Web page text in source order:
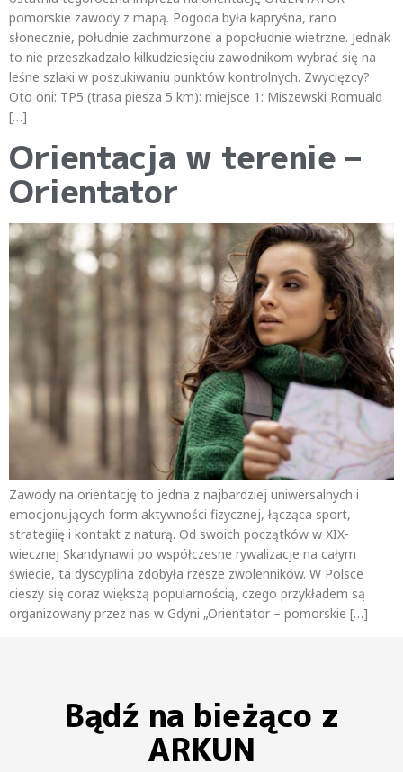
pomorskie zawody z mapą. Pogoda była kapryśna, rano
słonecznie, południe zachmurzone a popołudnie wietrzne. Jednak
to nie przeszkadzało kilkudziesięciu zawodnikom wybrać się na
leśne szlaki w poszukiwaniu punktów kontrolnych. Zwycięzcy?
Oto oni: TP5 (trasa piesza 5 km): miejsce 1: Miszewski Romuald
[…]
Orientacja w terenie –
Orientator
Zawody na orientację to jedna z najbardziej uniwersalnych i
emocjonujących form aktywności fizycznej, łącząca sport,
strategiię i kontakt z naturą. Od swoich początków w XIX-
wiecznej Skandynawii po współczesne rywalizacje na całym
świecie, ta dyscyplina zdobyła rzesze zwolenników. W Polsce
cieszy się coraz większą popularnością, czego przykładem są
organizowany przez nas w Gdyni „Orientator – pomorskie […]
Bądź na bieżąco z
ARKUN